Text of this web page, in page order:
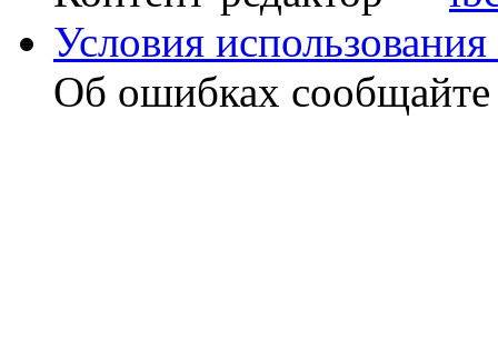
Условия использования
Об ошибках